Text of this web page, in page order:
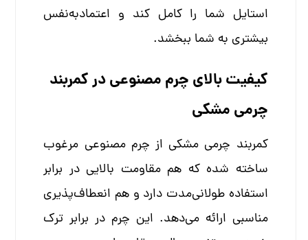
استایل شما را کامل کند و اعتمادبه‌نفس
بیشتری به شما ببخشد.
کیفیت بالای چرم مصنوعی در کمربند
چرمی مشکی
کمربند چرمی مشکی از چرم مصنوعی مرغوب
ساخته شده که هم مقاومت بالایی در برابر
استفاده طولانی‌مدت دارد و هم انعطاف‌پذیری
مناسبی ارائه می‌دهد. این چرم در برابر ترک